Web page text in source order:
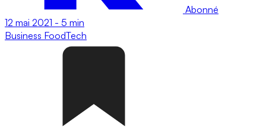
Abonné
12 mai 2021 - 5 min
Business FoodTech